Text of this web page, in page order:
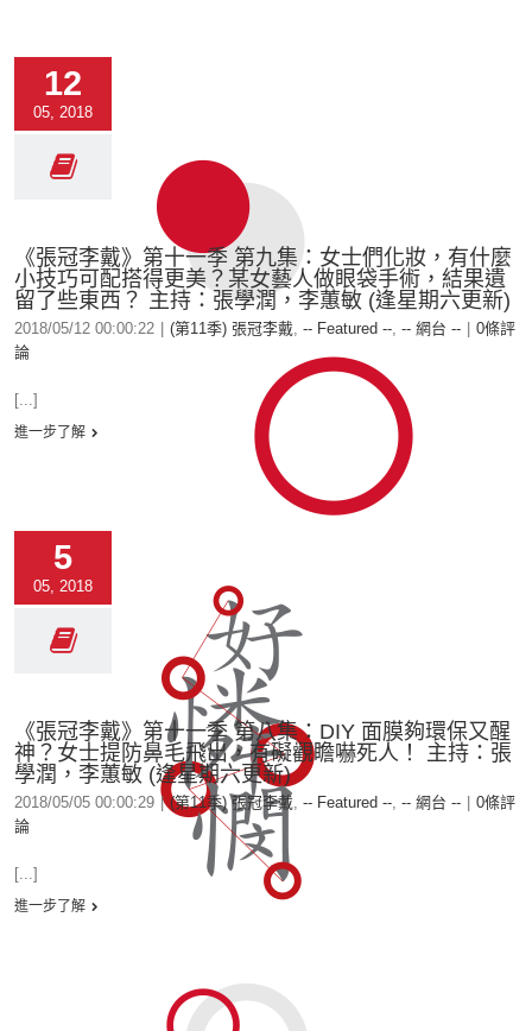
12
05, 2018
《張冠李戴》第十一季 第九集：女士們化妝，有什麼
小技巧可配搭得更美？某女藝人做眼袋手術，結果遺
留了些東西？ 主持：張學潤，李蕙敏 (逢星期六更新)
2018/05/12 00:00:22 (第11季) 張冠李戴, -- Featured --, -- 網台 --
0條評
論
[...]
進一步了解
5
05, 2018
《張冠李戴》第十一季 第八集：DIY 面膜夠環保又醒
神？女士提防鼻毛飛出，有礙觀瞻嚇死人！ 主持：張
學潤，李蕙敏 (逢星期六更新)
2018/05/05 00:00:29 | (第11季) 張冠李戴, -- Featured --, -- 網台 --
0條評
論
[...]
進一步了解